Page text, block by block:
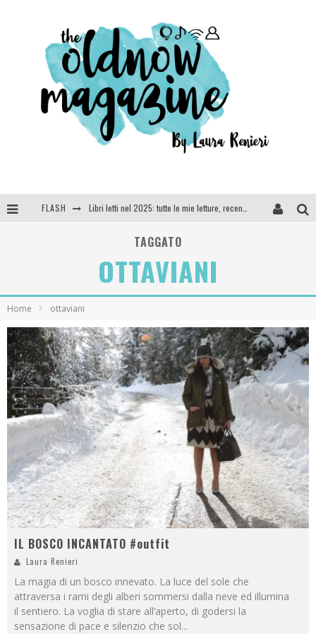
FLASH
SEE YOU AT 5 | Chanel
Anya Taylor-Joy, Jisoo e Willow Smith protagoniste della nuova campagna Dior Addict
TAGGATO
OTTAVIANI
Home ottaviani
IL BOSCO INCANTATO #outfit
Laura Renieri
La magia di un bosco innevato. La luce del sole che
attraversa i rami degli alberi sommersi dalla neve ed illumina
il sentiero. La voglia di stare all’aperto, di godersi la
sensazione di pace e silenzio che sol...